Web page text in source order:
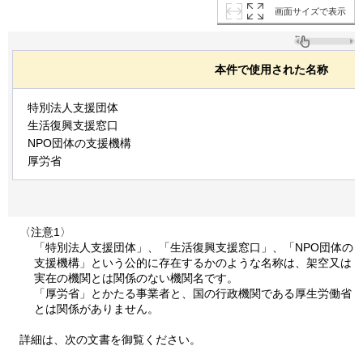
画面サイズで表示
本件で使用された名称
特別法人支援団体
生活復興支援窓口
NPO団体の支援機構
厚労省
〈注意1〉
「特別法人支援団体」、「生活復興支援窓口」、「NPO団体の
支援機構」という公的に存在するかのような名称は、架空又は
実在の機関とは関係のない機関名です。
「厚労省」とかたる事業者と、国の行政機関である厚生労働省
とは関係がありません。
詳細は、次の文書を御覧ください。